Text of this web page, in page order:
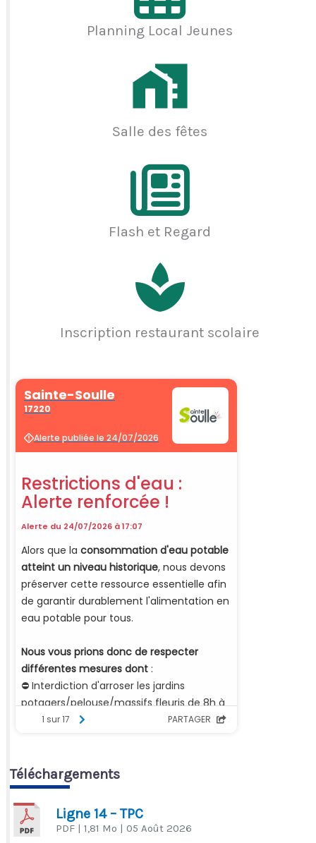
Planning Local Jeunes
Salle des fêtes
Flash et Regard
Inscription restaurant scolaire
Téléchargements
Ligne 14 – TPC
PDF | 1,81 Mo | 05 Août 2026